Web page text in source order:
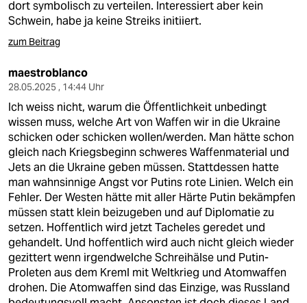
dort symbolisch zu verteilen. Interessiert aber kein
Schwein, habe ja keine Streiks initiiert.
zum Beitrag
maestroblanco
28.05.2025 , 14:44 Uhr
Ich weiss nicht, warum die Öffentlichkeit unbedingt
wissen muss, welche Art von Waffen wir in die Ukraine
schicken oder schicken wollen/werden. Man hätte schon
gleich nach Kriegsbeginn schweres Waffenmaterial und
Jets an die Ukraine geben müssen. Stattdessen hatte
man wahnsinnige Angst vor Putins rote Linien. Welch ein
Fehler. Der Westen hätte mit aller Härte Putin bekämpfen
müssen statt klein beizugeben und auf Diplomatie zu
setzen. Hoffentlich wird jetzt Tacheles geredet und
gehandelt. Und hoffentlich wird auch nicht gleich wieder
gezittert wenn irgendwelche Schreihälse und Putin-
Proleten aus dem Kreml mit Weltkrieg und Atomwaffen
drohen. Die Atomwaffen sind das Einzige, was Russland